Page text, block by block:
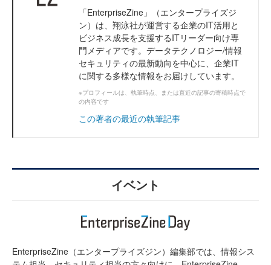
「EnterpriseZine」（エンタープライズジ
ン）は、翔泳社が運営する企業のIT活用と
ビジネス成長を支援するITリーダー向け専
門メディアです。データテクノロジー/情報
セキュリティの最新動向を中心に、企業IT
に関する多様な情報をお届けしています。
※プロフィールは、執筆時点、または直近の記事の寄稿時点で
の内容です
この著者の最近の執筆記事
イベント
EnterpriseZine（エンタープライズジン）編集部では、情報シス